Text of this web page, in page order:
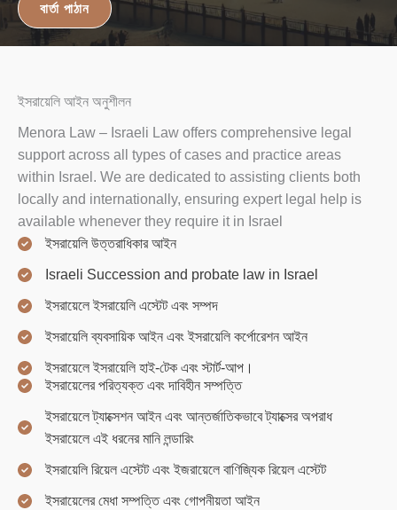
বার্তা পাঠান
ইসরায়েলি আইন অনুশীলন
Menora Law – Israeli Law offers comprehensive legal
support across all types of cases and practice areas
within Israel. We are dedicated to assisting clients both
locally and internationally, ensuring expert legal help is
available whenever they require it in Israel
ইসরায়েলি উত্তরাধিকার আইন
Israeli Succession and probate law in Israel
ইসরায়েলে ইসরায়েলি এস্টেট এবং সম্পদ
ইসরায়েলি ব্যবসায়িক আইন এবং ইসরায়েলি কর্পোরেশন আইন
ইসরায়েলে ইসরায়েলি হাই-টেক এবং স্টার্ট-আপ।
ইসরায়েলের পরিত্যক্ত এবং দাবিহীন সম্পত্তি
ইসরায়েলে ট্যাক্সেশন আইন এবং আন্তর্জাতিকভাবে ট্যাক্সের অপরাধ
ইসরায়েলে এই ধরনের মানি লন্ডারিং
ইসরায়েলি রিয়েল এস্টেট এবং ইজরায়েলে বাণিজ্যিক রিয়েল এস্টেট
ইসরায়েলের মেধা সম্পত্তি এবং গোপনীয়তা আইন